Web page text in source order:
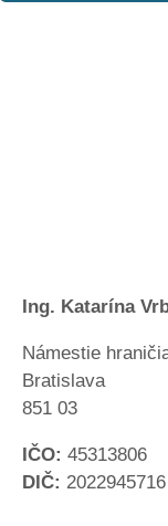
Ing. Katarína
Námestie
Bratislava
851 03
IČO: 45313806
DIČ: 2022945716